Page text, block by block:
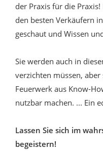
der Praxis für die
den besten Verkäufern
geschaut und Wissen
Sie werden auch in
verzichten müssen,
Feuerwerk aus Know-
nutzbar machen. ... Ein
Lassen Sie sich im
begeistern!